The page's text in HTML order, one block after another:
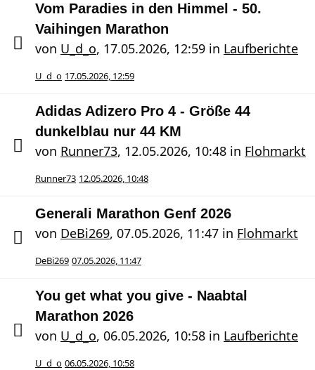
Vom Paradies in den Himmel - 50.
Vaihingen Marathon
von U_d_o, 17.05.2026, 12:59 in Laufberichte
U_d_o 17.05.2026, 12:59
Adidas Adizero Pro 4 - Größe 44
dunkelblau nur 44 KM
von Runner73, 12.05.2026, 10:48 in Flohmarkt
Runner73 12.05.2026, 10:48
Generali Marathon Genf 2026
von DeBi269, 07.05.2026, 11:47 in Flohmarkt
DeBi269 07.05.2026, 11:47
You get what you give - Naabtal
Marathon 2026
von U_d_o, 06.05.2026, 10:58 in Laufberichte
U_d_o 06.05.2026, 10:58